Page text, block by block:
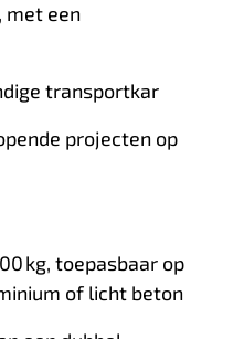
met een
transportkar
projecten op
kg, toepasbaar op
of licht beton